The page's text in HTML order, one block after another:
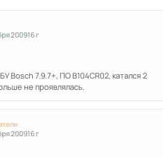
200916 г
Bosch 7.9.7+, ПО В104CR02, катался 2
не проявлялась.
200916 г